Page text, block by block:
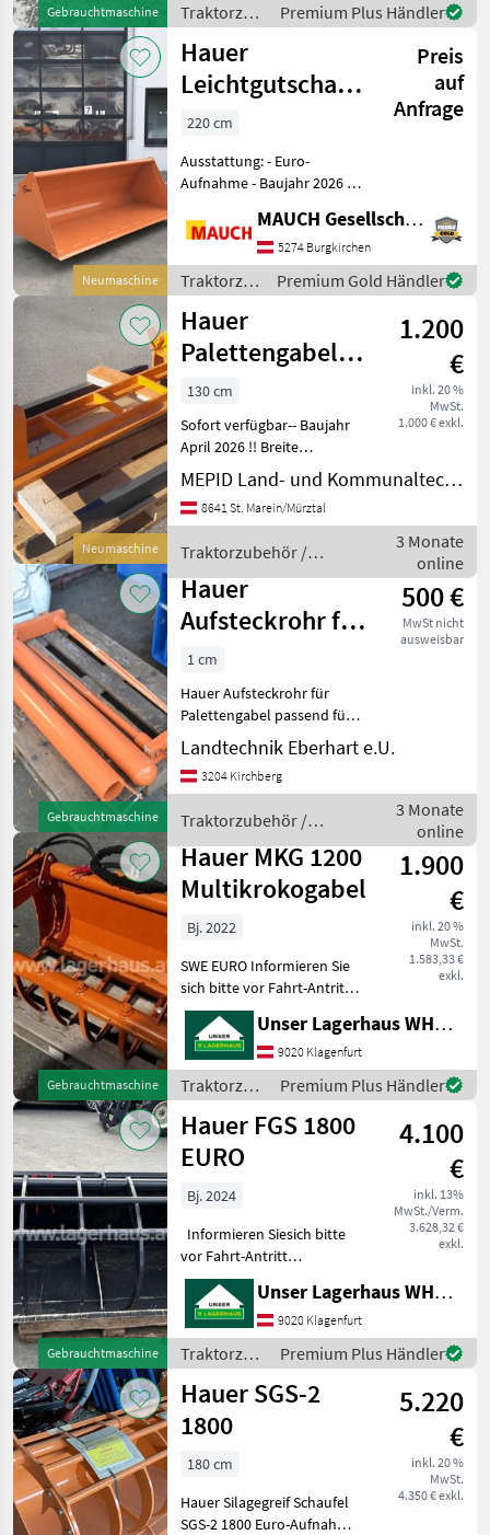
Gebrauchtmaschine
Traktorzubehör
/ Hauer
Premium Plus Händler
Neumaschine
Hauer
Leichtgutschaufel
Lang 2,2m
Preis
auf
Anfrage
220 cm
Ausstattung: - Euro-
Aufnahme - Baujahr 2026 -
Burgkirchen lagernd. Damit
ich mir ausreichend Zeit für
Sie nehmen kann, bitte ich
Sie
MAUCH Gesellschaft m.b.H. & Co.KG
5274 Burgkirchen
Traktorzubehör
/ Hauer
Premium Gold Händler
Neumaschine
Hauer
Palettengabel
Zinken --- 1100
mm Lang
1.200
€
inkl. 20 %
MwSt.
1.000 € exkl.
130 cm
Sofort verfügbar-- Baujahr
April 2026 !! Breite
Palettenrahmen 1300 mm,
Rahmenhöhe 300 mm,
Zinkenlänge 1100 mm,
Haueraufnahme
Traktorzubehö
MEPID Land- und Kommunaltechnik GmbH
8641 St. Marein/Mürztal
Traktorzubehör /
Hauer
3 Monate
online
Gebrauchtmaschine
Hauer
Aufsteckrohr für
Palettengabel
500 €
MwSt nicht
ausweisbar
1 cm
Hauer Aufsteckrohr für
Palettengabel passend für
Palettengabel-Zinken
80/40, 960 mm lg OHNE
ZINKEN Traktorzubehör
Landtechnik Eberhart e.U.
3204 Kirchberg
Traktorzubehör /
Hauer
3 Monate
online
Gebrauchtmaschine
Hauer MKG 1200
Multikrokogabel
1.900
€
inkl. 20 %
MwSt.
1.583,33 €
exkl.
Bj. 2022
SWE EURO Informieren Sie
sich bitte vor Fahrt-Antritt
telefonisch, ob die
von Ihnen angefragte
Maschine aktuell bei uns
am Lager steht. Wir
inserieren auch Maschin
Unser Lagerhaus WHG, Kärnten, Klagenfurt
9020 Klagenfurt
Traktorzubehör
/ Hauer
Premium Plus Händler
Gebrauchtmaschine
Hauer FGS 1800
EURO
4.100
€
inkl. 13%
MwSt./Verm.
3.628,32 €
exkl.
Bj. 2024
vor Fahrt-Antritt
telefonisch, ob die von
Ihnen angefragte
Maschineaktuell bei uns am
Lager steht. Wir inserieren
auch Maschinen, die si
Unser Lagerhaus WHG, Kärnten, Klagenfurt
9020 Klagenfurt
Traktorzubehör
/ Hauer
Premium Plus Händler
Hauer SGS-2
1800
5.220
€
inkl. 20 %
MwSt.
4.350 € exkl.
180 cm
Hauer Silagegreif Schaufel
SGS-2 1800 Euro-Aufnahme